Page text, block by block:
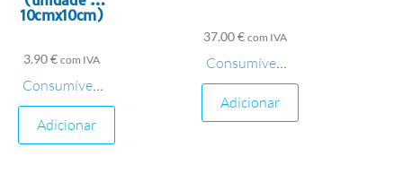
10cmx10cm)
3.90€ com IVA
Consumíveis
Material de
Penso
Adicionar
37.00€ com IVA
Consumíveis
Material de
Penso
Adicionar